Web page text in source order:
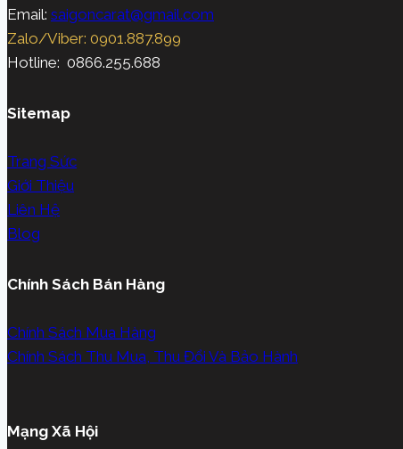
Email: saigoncarat@gmail.com
Zalo/Viber: 0901.887.899
Hotline: 0866.255.688
Sitemap
Trang Sức
Giới Thiệu
Liên Hệ
Blog
Chính Sách Bán Hàng
Chính Sách Mua Hàng
Chính Sách Thu Mua, Thu Đổi Và Bảo Hành
Mạng Xã Hội